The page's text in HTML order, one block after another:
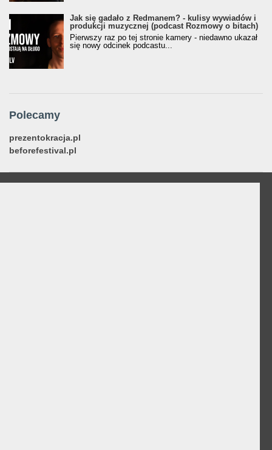
Jak się gadało z Redmanem? - kulisy wywiadów i
produkcji muzycznej (podcast Rozmowy o bitach)
Pierwszy raz po tej stronie kamery - niedawno ukazał
się nowy odcinek podcastu...
Polecamy
prezentokracja.pl
beforefestival.pl